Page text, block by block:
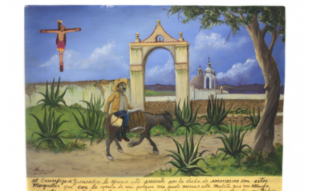
A